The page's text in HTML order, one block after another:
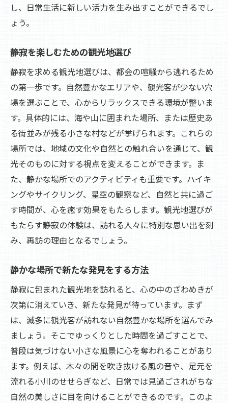
し、日常生活に新しい活力を生み出すことができるでし
ょう。
静寂を楽しむための観光地選び
静寂を求める観光地選びは、都会の喧騒から逃れるため
の第一歩です。自然豊かなエリアや、観光客が少ない穴
場を選ぶことで、心からリラックスできる環境が整いま
す。具体的には、海や山に囲まれた場所、または歴史あ
る街並みが残る小さな村などが挙げられます。これらの
場所では、地域の文化や自然との触れ合いを通じて、観
光そのものに対する視点を変えることができます。ま
た、静かな場所でのアクティビティも重要です。ハイキ
ングやサイクリング、星空の観察など、自然と共に過ご
す時間が、心を癒す効果をもたらします。観光地選びが
もたらす静寂の体験は、訪れる人々に特別な思い出を刻
み、再訪の理由となるでしょう。
静かな場所で新たな発見をする方法
静寂に包まれた観光地を訪れると、心の中のざわめきが
次第に消えていき、新たな発見が待っています。まず
は、滅多に観光客が訪れない自然豊かな場所を選んでみ
ましょう。そこでゆっくりとした時間を過ごすことで、
普段は気づけない小さな風景に心を奪われることがあり
ます。例えば、木々の間を吹き抜ける風の音や、足元を
流れる小川のせせらぎなど、日常では見過ごされがちな
自然の美しさに目を向けることができるのです。このよ